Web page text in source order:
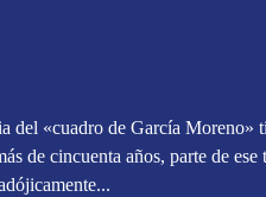
del «cuadro de García Moreno»
de cincuenta años, parte de